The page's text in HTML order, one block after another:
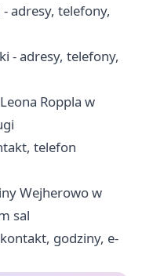
adresy, telefony,
- adresy, telefony,
Roppla w
telefon
Wejherowo w
sal
godziny, e-